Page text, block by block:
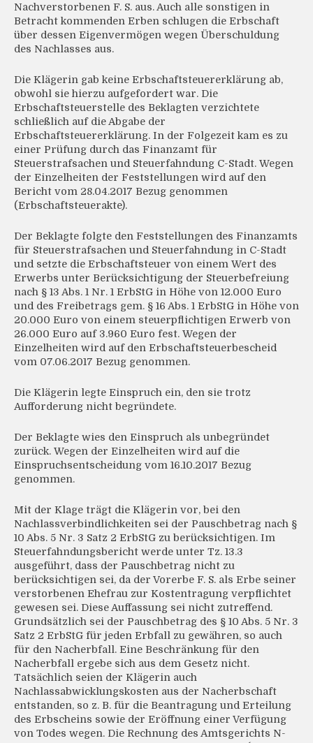
Nachverstorbenen F. S. aus. Auch alle sonstigen in
Betracht kommenden Erben schlugen die Erbschaft
über dessen Eigenvermögen wegen Überschuldung
des Nachlasses aus.
Die Klägerin gab keine Erbschaftsteuererklärung ab,
obwohl sie hierzu aufgefordert war. Die
Erbschaftsteuerstelle des Beklagten verzichtete
schließlich auf die Abgabe der
Erbschaftsteuererklärung. In der Folgezeit kam es zu
einer Prüfung durch das Finanzamt für
Steuerstrafsachen und Steuerfahndung C-Stadt. Wegen
der Einzelheiten der Feststellungen wird auf den
Bericht vom 28.04.2017 Bezug genommen
(Erbschaftsteuerakte).
Der Beklagte folgte den Feststellungen des Finanzamts
für Steuerstrafsachen und Steuerfahndung in C-Stadt
und setzte die Erbschaftsteuer von einem Wert des
Erwerbs unter Berücksichtigung der Steuerbefreiung
nach § 13 Abs. 1 Nr. 1 ErbStG in Höhe von 12.000 Euro
und des Freibetrags gem. § 16 Abs. 1 ErbStG in Höhe von
20.000 Euro von einem steuerpflichtigen Erwerb von
26.000 Euro auf 3.960 Euro fest. Wegen der
Einzelheiten wird auf den Erbschaftsteuerbescheid
vom 07.06.2017 Bezug genommen.
Die Klägerin legte Einspruch ein, den sie trotz
Aufforderung nicht begründete.
Der Beklagte wies den Einspruch als unbegründet
zurück. Wegen der Einzelheiten wird auf die
Einspruchsentscheidung vom 16.10.2017 Bezug
genommen.
Mit der Klage trägt die Klägerin vor, bei den
Nachlassverbindlichkeiten sei der Pauschbetrag nach §
10 Abs. 5 Nr. 3 Satz 2 ErbStG zu berücksichtigen. Im
Steuerfahndungsbericht werde unter Tz. 13.3
ausgeführt, dass der Pauschbetrag nicht zu
berücksichtigen sei, da der Vorerbe F. S. als Erbe seiner
verstorbenen Ehefrau zur Kostentragung verpflichtet
gewesen sei. Diese Auffassung sei nicht zutreffend.
Grundsätzlich sei der Pauschbetrag des § 10 Abs. 5 Nr. 3
Satz 2 ErbStG für jeden Erbfall zu gewähren, so auch
für den Nacherbfall. Eine Beschränkung für den
Nacherbfall ergebe sich aus dem Gesetz nicht.
Tatsächlich seien der Klägerin auch
Nachlassabwicklungskosten aus der Nacherbschaft
entstanden, so z. B. für die Beantragung und Erteilung
des Erbscheins sowie der Eröffnung einer Verfügung
von Todes wegen. Die Rechnung des Amtsgerichts N-